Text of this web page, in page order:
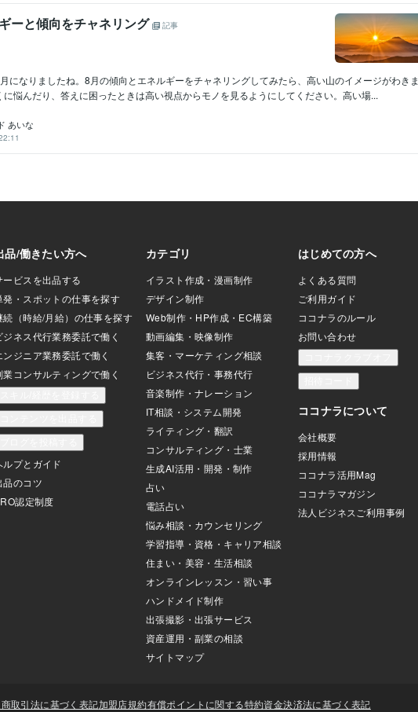
ーと傾向をチャネリング 記事
になりましたね。8月の傾向とエネルギーをチャネリングしてみたら、高い山のイメージがわきま
悩んだり、答えに困ったときは高い視点からモノを見るようにしてください。高い場...
あいな